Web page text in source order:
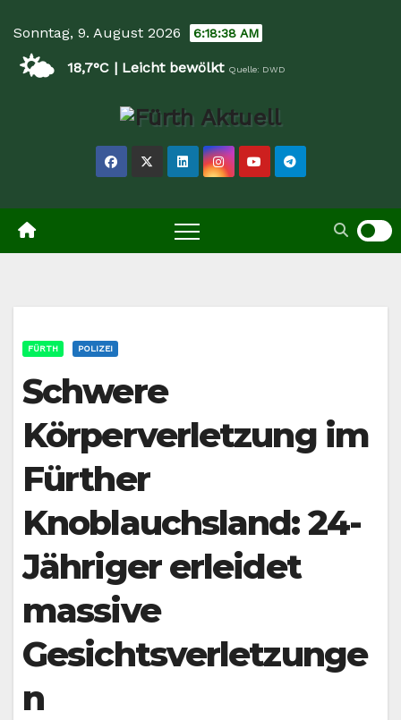
content
Sonntag, 9. August 2026 6:18:39 AM
🌤️ 18,7°C | Leicht bewölkt Quelle: DWD
FÜRTH POLIZEI
Schwere
Körperverletzung im
Fürther
Knoblauchsland: 24-
Jähriger erleidet
massive
Gesichtsverletzunge
n